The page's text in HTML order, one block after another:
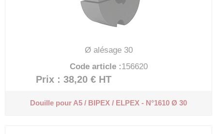
Ø alésage 30
Code article :156620
Prix : 38,20 € HT
Douille pour A5 / BIPEX / ELPEX - N°1610 Ø 30